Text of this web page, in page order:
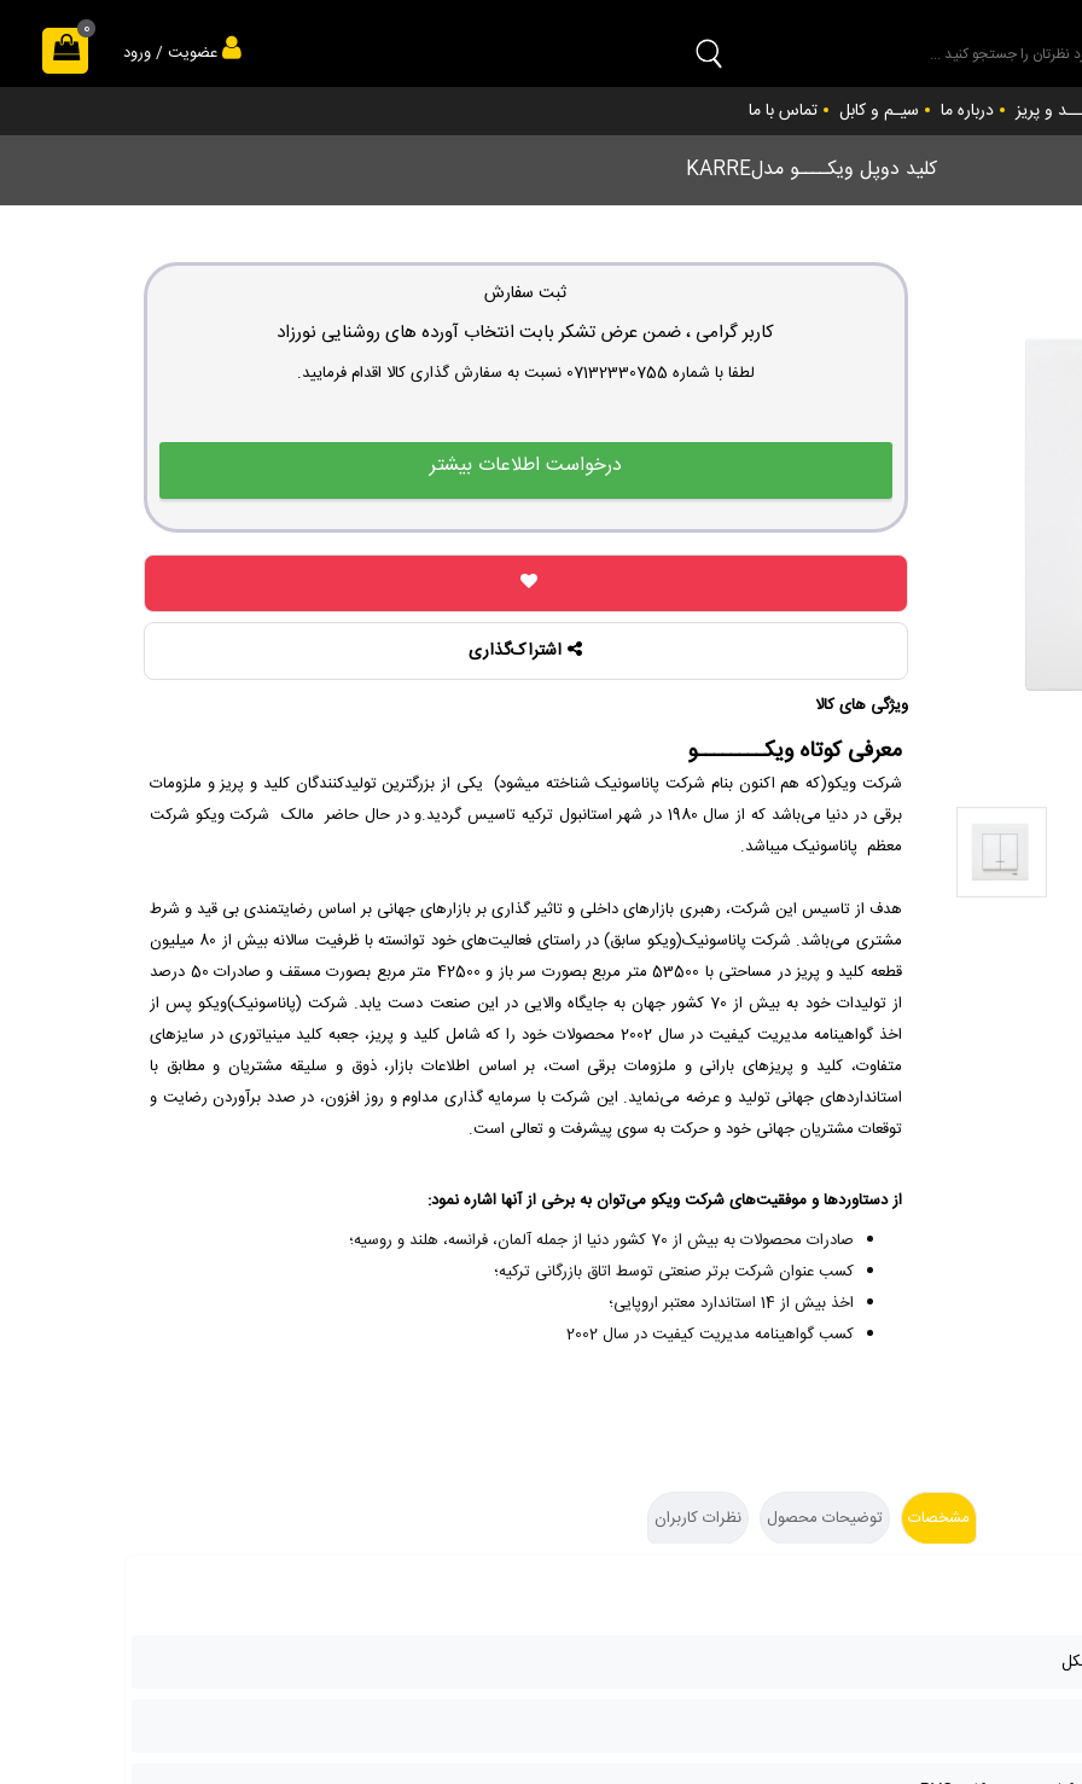
عضویت / ورود
0
و پریز درباره ما سیـم و کابل تماس با ما
کلید دوپل ویکــــو مدلKARRE
ثبت سفارش
کاربر گرامی ، ضمن عرض تشکر بابت انتخاب آورده های روشنایی نورزاد
لطفا با شماره 07132330755 نسبت به سفارش گذاری کالا اقدام فرمایید.
درخواست اطلاعات بیشتر
اشتراک‌گذاری
ویژگی های کالا
معرفی کوتاه ویکــــــــو
شرکت ویکو(که هم اکنون بنام شرکت پاناسونیک شناخته میشود) یکی از بزرگترین تولیدکنندگان کلید و پریز و ملزومات
برقی در دنیا می‌باشد که از سال 1980 در شهر استانبول ترکیه تاسیس گردید.و در حال حاضر مالک شرکت ویکو شرکت
معظم پاناسونیک میباشد.
هدف از تاسیس این شرکت، رهبری بازارهای داخلی و تاثیر گذاری بر بازارهای جهانی بر اساس رضایتمندی بی قید و شرط
مشتری می‌باشد. شرکت پاناسونیک(ویکو سابق) در راستای فعالیت‌های خود توانسته با ظرفیت سالانه بیش از 80 میلیون
قطعه کلید و پریز در مساحتی با 53500 متر مربع بصورت سر باز و 42500 متر مربع بصورت مسقف و صادرات 50 درصد
از تولیدات خود به بیش از 70 کشور جهان به جایگاه والایی در این صنعت دست یابد. شرکت (پاناسونیک)ویکو پس از
اخذ گواهینامه مدیریت کیفیت در سال 2002 محصولات خود را که شامل کلید و پریز، جعبه کلید مینیاتوری در سایزهای
متفاوت، کلید و پریزهای بارانی و ملزومات برقی است، بر اساس اطلاعات بازار، ذوق و سلیقه مشتریان و مطابق با
استانداردهای جهانی تولید و عرضه می‌نماید. این شرکت با سرمایه گذاری مداوم و روز افزون، در صدد برآوردن رضایت و
توقعات مشتریان جهانی خود و حرکت به سوی پیشرفت و تعالی است.
از دستاوردها و موفقیت‌های شرکت ویکو می‌توان به برخی از آنها اشاره نمود:
صادرات محصولات به بیش از 70 کشور دنیا از جمله آلمان، فرانسه، هلند و روسیه؛
کسب عنوان شرکت برتر صنعتی توسط اتاق بازرگانی ترکیه؛
اخذ بیش از 14 استاندارد معتبر اروپایی؛
کسب گواهینامه مدیریت کیفیت در سال 2002
مشخصات توضیحات محصول نظرات کاربران